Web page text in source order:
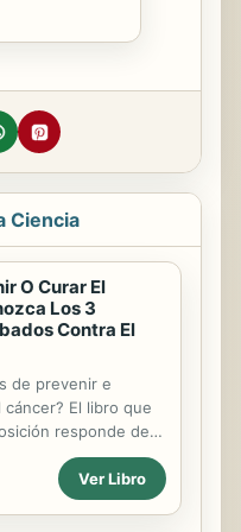
Ciencia
O Curar El
Los 3
Contra El
de prevenir e
El libro que
responde de
a esta cuestión. Si
una enfermedad
nadie está a salvo,
Ver Libro